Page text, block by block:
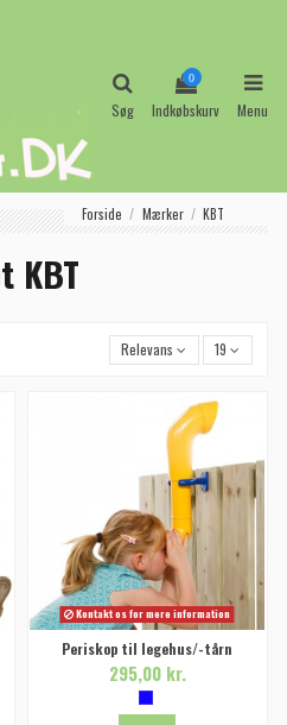
Søg
0
Indkøbskurv Menu
Forside Mærker KBT
KBT
Relevans 19
Kontakt os for mere information
Periskop til legehus/-tårn
295,00 kr.